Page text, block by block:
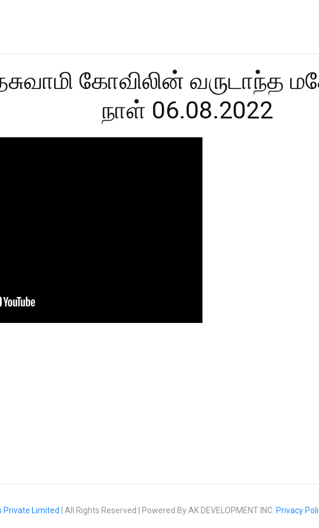
கோவிலின் வருடாந்த
நாள் 06.08.2022
Private Limited | All Rights Reserved | Powered By AK DEVELOPMENT INC. Privacy